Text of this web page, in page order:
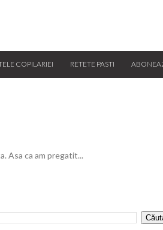
COPILARIEI RETETE PASTI
Asa ca am pregatit...